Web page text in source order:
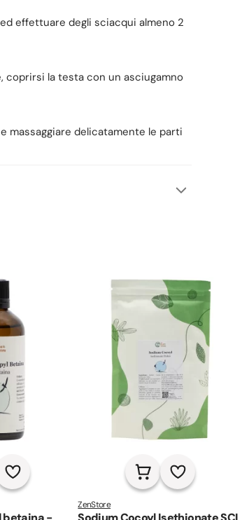
effettuare degli sciacqui almeno 2
coprirsi la testa con un asciugamno
massaggiare delicatamente le parti
ZenStore